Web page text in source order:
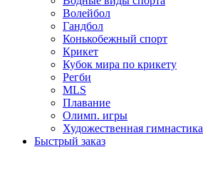
Волейбол
Гандбол
Конькобежный спорт
Крикет
Кубок мира по крикету
Регби
MLS
Плавание
Олимп. игры
Художественная гимнастика
Быстрый заказ